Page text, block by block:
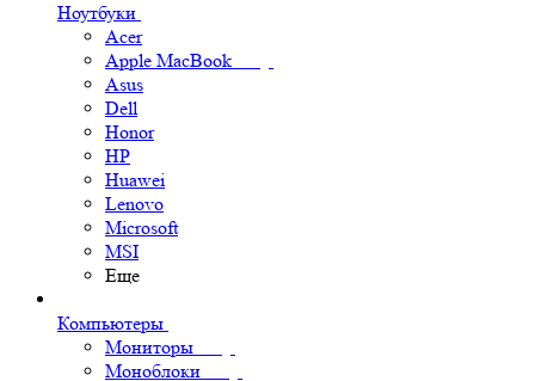
Ноутбуки
Acer
Apple MacBook
Asus
Dell
Honor
HP
Huawei
Lenovo
Microsoft
MSI
Еще
Компьютеры
Мониторы
Моноблоки